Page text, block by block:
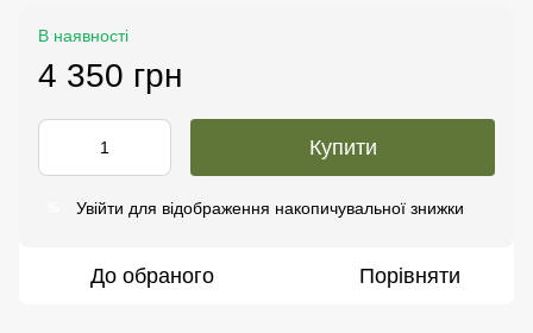
В наявності
4 350 грн
Купити
Увійти для відображення накопичувальної знижки
До обраного Порівняти